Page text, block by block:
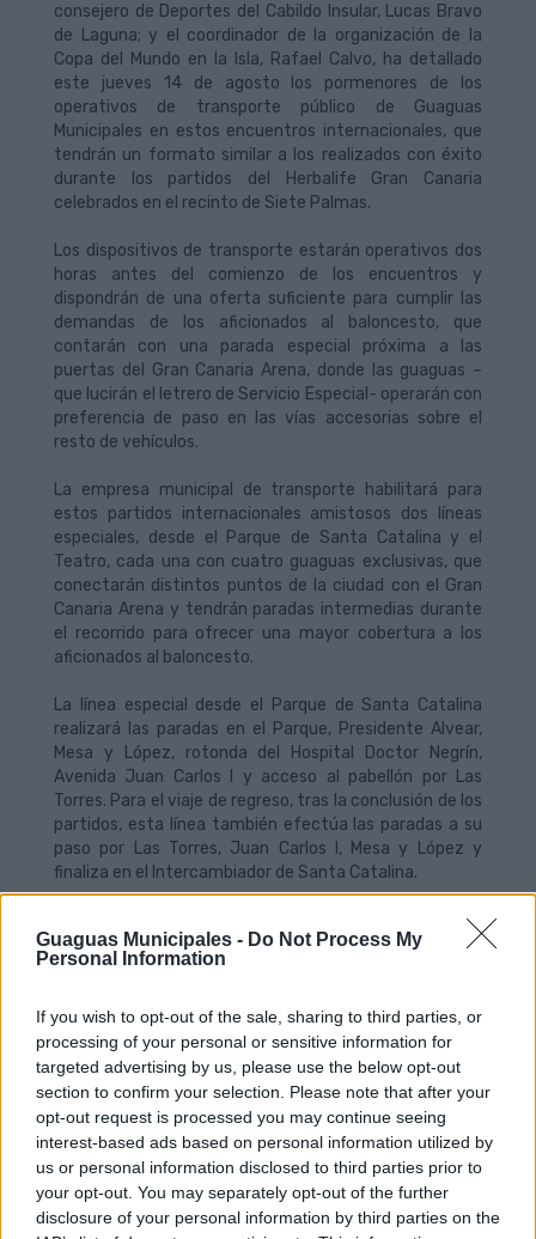
Guaguas Municipales - Do Not Process My
Personal Information
If you wish to opt-out of the sale, sharing to third parties, or
processing of your personal or sensitive information for
targeted advertising by us, please use the below opt-out
section to confirm your selection. Please note that after your
opt-out request is processed you may continue seeing
interest-based ads based on personal information utilized by
us or personal information disclosed to third parties prior to
your opt-out. You may separately opt-out of the further
disclosure of your personal information by third parties on the
consejero de Deportes del Cabildo Insular, Lucas Bravo
de Laguna; y el coordinador de la organización de la
Copa del Mundo en la Isla, Rafael Calvo, ha detallado
este jueves 14 de agosto los pormenores de los
operativos de transporte público de Guaguas
Municipales en estos encuentros internacionales, que
tendrán un formato similar a los realizados con éxito
durante los partidos del Herbalife Gran Canaria
celebrados en el recinto de Siete Palmas.
Los dispositivos de transporte estarán operativos dos
horas antes del comienzo de los encuentros y
dispondrán de una oferta suficiente para cumplir las
demandas de los aficionados al baloncesto, que
contarán con una parada especial próxima a las
puertas del Gran Canaria Arena, donde las guaguas –
que lucirán el letrero de Servicio Especial- operarán con
preferencia de paso en las vías accesorias sobre el
resto de vehículos.
La empresa municipal de transporte habilitará para
estos partidos internacionales amistosos dos líneas
especiales, desde el Parque de Santa Catalina y el
Teatro, cada una con cuatro guaguas exclusivas, que
conectarán distintos puntos de la ciudad con el Gran
Canaria Arena y tendrán paradas intermedias durante
el recorrido para ofrecer una mayor cobertura a los
aficionados al baloncesto.
La línea especial desde el Parque de Santa Catalina
realizará las paradas en el Parque, Presidente Alvear,
Mesa y López, rotonda del Hospital Doctor Negrín,
Avenida Juan Carlos I y acceso al pabellón por Las
Torres. Para el viaje de regreso, tras la conclusión de los
partidos, esta línea también efectúa las paradas a su
paso por Las Torres, Juan Carlos I, Mesa y López y
finaliza en el Intercambiador de Santa Catalina.
La línea especial del Teatro saldrá desde la terminal –no
desde el Centro Insular como era costumbre- y hará
todas las paradas a su paso por Venegas, Luis Doreste
Luengo, rotonda del Hospital Doctor Negrín, Juan Carlos
I y acceso al pabellón por Las Torres. Para el regreso, el
servicio especial realizará paradas, al paso, en Las
Torres, Avenida Juan Carlos I y Avenida Marítima, hasta
finalizar en el Teatro.
La empresa municipal, para ofrecer máxima fluidez a
los dispositivos de estos dos partidos con gran
afluencia de espectadores, recomienda a los usuarios
que accedan a la guagua con cualquiera de los bonos y